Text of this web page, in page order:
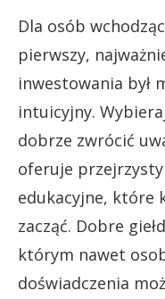
Dla osób
pierwszy,
inwestowania był
intuicyjny.
dobrze zwrócić
oferuje
edukacyjne, które
zacząć. Dobre
którym nawet
doświadczenia